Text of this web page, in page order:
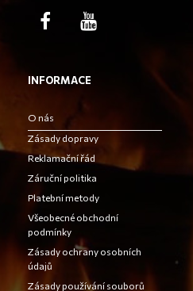
INFORMACE
O nás
Zásady dopravy
Reklamační řád
Záruční politika
Platební metody
Všeobecné obchodní
podmínky
Zásady ochrany osobních
údajů
Zásady používání souborů